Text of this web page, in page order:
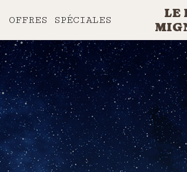
OFFRES SPÉCIALES
LE